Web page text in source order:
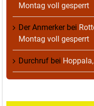
Montag voll gesperrt
Der Anmerkerbei
Montag voll gesperrt
Durchruf bei